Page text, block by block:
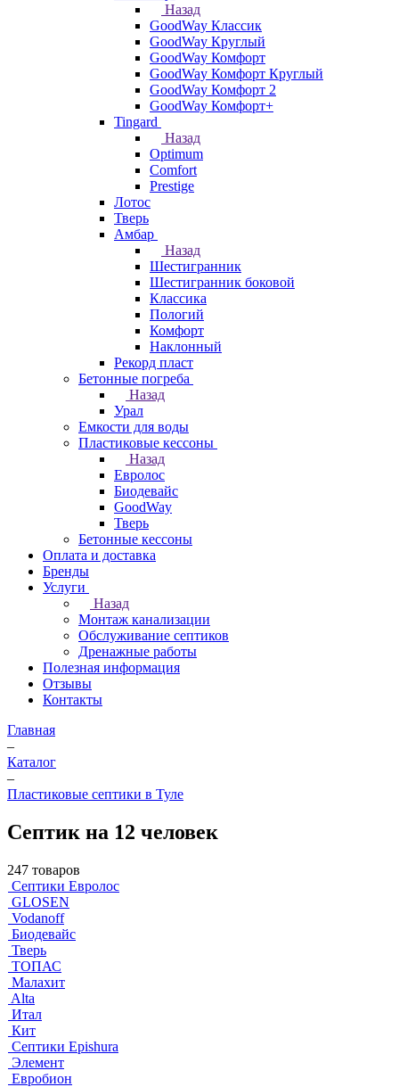
Назад
GoodWay Классик
GoodWay Круглый
GoodWay Комфорт
GoodWay Комфорт Круглый
GoodWay Комфорт 2
GoodWay Комфорт+
Tingard
Назад
Optimum
Comfort
Prestige
Лотос
Тверь
Амбар
Назад
Шестигранник
Шестигранник боковой
Классика
Пологий
Комфорт
Наклонный
Рекорд пласт
Бетонные погреба
Назад
Урал
Емкости для воды
Пластиковые кессоны
Назад
Евролос
Биодевайс
GoodWay
Тверь
Бетонные кессоны
Оплата и доставка
Бренды
Услуги
Назад
Монтаж канализации
Обслуживание септиков
Дренажные работы
Полезная информация
Отзывы
Контакты
Главная
–
Каталог
–
Пластиковые септики в Туле
Септик на 12 человек
247 товаров
Септики Евролос
GLOSEN
Vodanoff
Биодевайс
Тверь
ТОПАС
Малахит
Alta
Итал
Кит
Септики Epishura
Элемент
Евробион